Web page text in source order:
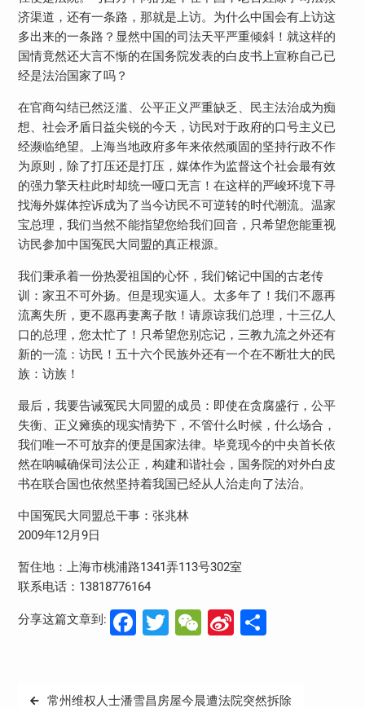
济渠道，还有一条路，那就是上访。为什么中国会有上访这
多出来的一条路？显然中国的司法天平严重倾斜！就这样的
国情竟然还大言不惭的在国务院发表的白皮书上宣称自己已
经是法治国家了吗？
在官商勾结已然泛滥、公平正义严重缺乏、民主法治成为痴
想、社会矛盾日益尖锐的今天，访民对于政府的口号主义已
经濒临绝望。上海当地政府多年来依然顽固的坚持行政不作
为原则，除了打压还是打压，媒体作为监督这个社会最有效
的强力擎天柱此时却统一哑口无言！在这样的严峻环境下寻
找海外媒体控诉成为了当今访民不可逆转的时代潮流。温家
宝总理，我们当然不能指望您给我们回音，只希望您能重视
访民参加中国冤民大同盟的真正根源。
我们秉承着一份热爱祖国的心怀，我们铭记中国的古老传
训：家丑不可外扬。但是现实逼人。太多年了！我们不愿再
流离失所，更不愿再妻离子散！请原谅我们总理，十三亿人
口的总理，您太忙了！只希望您别忘记，三教九流之外还有
新的一流：访民！五十六个民族外还有一个在不断壮大的民
族：访族！
最后，我要告诫冤民大同盟的成员：即使在贪腐盛行，公平
失衡、正义瘫痪的现实情势下，不管什么时候，什么场合，
我们唯一不可放弃的便是国家法律。毕竟现今的中央首长依
然在呐喊确保司法公正，构建和谐社会，国务院的对外白皮
书在联合国也依然坚持着我国已经从人治走向了法治。
中国冤民大同盟总干事：张兆林
2009年12月9日
暂住地：上海市桃浦路1341弄113号302室
联系电话：13818776164
分享这篇文章到: Facebook
Twitter
WeChat
Sina分
文
常州维权人士潘雪昌房屋今晨遭法院突然拆除